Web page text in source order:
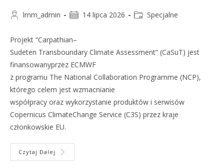
lmm_admin 14 lipca 2026 Specjalne
Projekt “Carpathian–
Sudeten Transboundary Climate Assessment” (CaSuT) jest
finansowanyprzez ECMWF
z programu The National Collaboration Programme (NCP),
którego celem jest wzmacnianie
współpracy oraz wykorzystanie produktów i serwisów
Copernicus ClimateChange Service (C3S) przez kraje
członkowskie EU.
Czytaj Dalej